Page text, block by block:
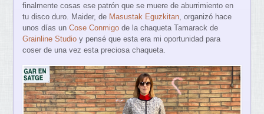
finalmente cosas ese patrón que se muere de aburrimiento en
tu disco duro. Maider, de Masustak Eguzkitan, organizó hace
unos días unCose Conmigo de la chaqueta Tamarack de
Grainline Studio y pensé que esta era mi oportunidad para
coser de una vez esta preciosa chaqueta.